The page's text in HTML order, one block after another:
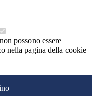
possono essere
nella pagina della cookie